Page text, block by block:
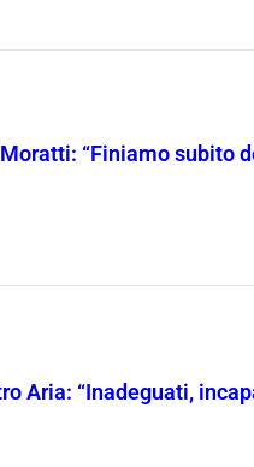
“Finiamo subito
Aria: “Inadeguati,